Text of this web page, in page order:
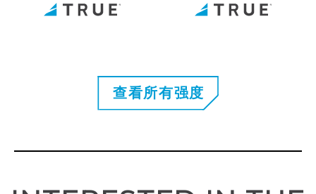
查看所有强度